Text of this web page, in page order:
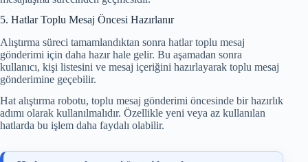
5. Hatlar Toplu Mesaj Öncesi Hazırlanır
Alıştırma süreci tamamlandıktan sonra hatlar toplu mesaj
gönderimi için daha hazır hale gelir. Bu aşamadan sonra
kullanıcı, kişi listesini ve mesaj içeriğini hazırlayarak toplu mesaj
gönderimine geçebilir.
Hat alıştırma robotu, toplu mesaj gönderimi öncesinde bir hazırlık
adımı olarak kullanılmalıdır. Özellikle yeni veya az kullanılan
hatlarda bu işlem daha faydalı olabilir.